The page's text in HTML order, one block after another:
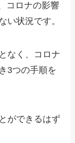
コロナの影響
い状況です。
なく、コロナ
3つの手順を
ができるはず